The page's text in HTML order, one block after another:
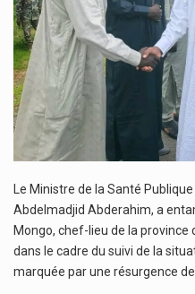
Le Ministre de la Santé
Abdelmadjid Abderahim, a
Mongo, chef-lieu de la province
dans le cadre du suivi de la
marquée par une résurgence